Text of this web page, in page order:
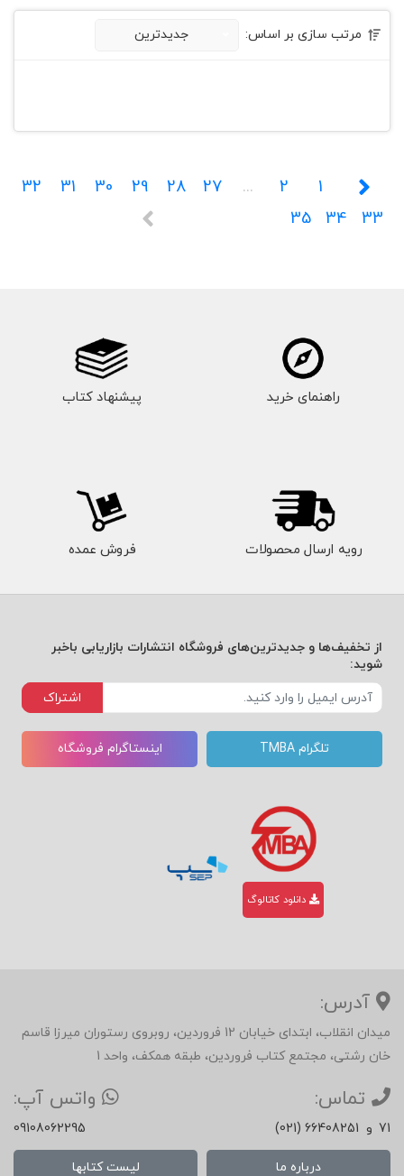
مرتب سازی بر اساس: جدیدترین
1
2
...
27
28
29
30
31
32
33
34
35
راهنمای خرید پیشنهاد کتاب
رویه ارسال محصولات فروش عمده
از تخفیف‌ها و جدیدترین‌های فروشگاه انتشارات بازاریابی باخبر
شوید:
اشتراک
تلگرام TMBA اینستاگرام فروشگاه
دانلود کاتالوگ
آدرس:
میدان انقلاب، ابتدای خیابان 12 فروردین، روبروی رستوران میرزا قاسم
خان رشتی، مجتمع کتاب فروردین، طبقه همکف، واحد 1
تماس:
(021) 66408251 و 71
واتس آپ:
09108062295
درباره ما لیست کتابها